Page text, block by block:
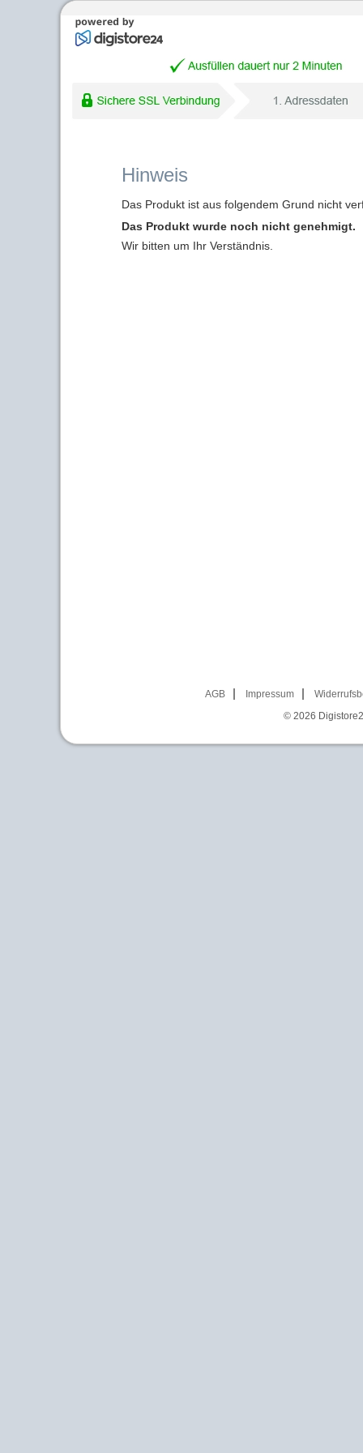
Hinweis
Das Produkt ist aus folgendem Grund nicht
Das Produkt wurde noch nicht genehmigt.
Wir bitten um Ihr Verständnis.
AGB Impressum
© 2026